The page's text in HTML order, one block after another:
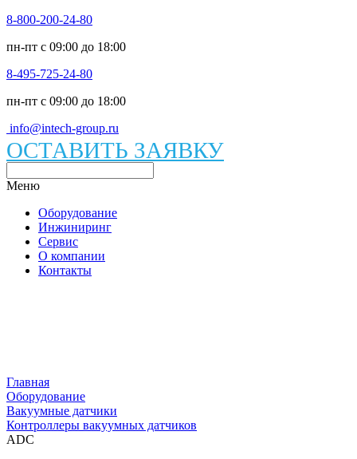
8-800-200-24-80
пн-пт c 09:00 до 18:00
8-495-725-24-80
пн-пт c 09:00 до 18:00
info@intech-group.ru
ОСТАВИТЬ ЗАЯВКУ
Меню
Оборудование
Инжиниринг
Сервис
О компании
Контакты
Главная
Оборудование
Вакуумные датчики
Контроллеры вакуумных датчиков
ADC